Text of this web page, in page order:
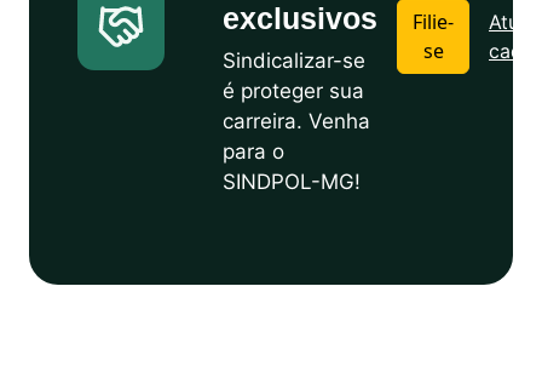
exclusivos
Sindicalizar-se
é proteger sua
carreira. Venha
para o
SINDPOL-MG!
Filie-
se